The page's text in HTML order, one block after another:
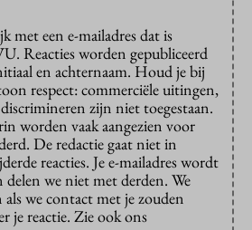
met een e-mailadres dat is
Reacties worden gepubliceerd
en achternaam. Houd je bij
respect: commerciële uitingen,
zijn niet toegestaan.
worden vaak aangezien voor
De redactie gaat niet in
reacties. Je e-mailadres wordt
delen we niet met derden. We
we contact met je zouden
je reactie. Zie ook ons